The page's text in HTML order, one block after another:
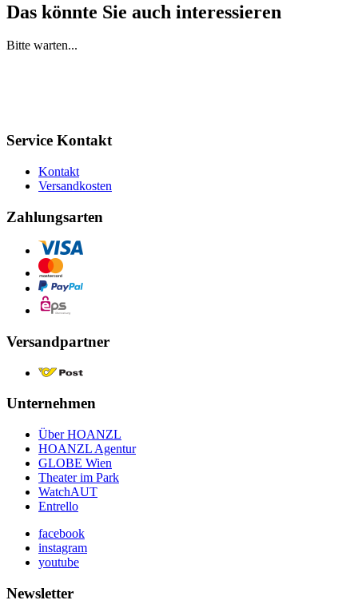
Das könnte Sie auch interessieren
Bitte warten...
Service Kontakt
Kontakt
Versandkosten
Zahlungsarten
Versandpartner
Unternehmen
Über HOANZL
HOANZL Agentur
GLOBE Wien
Theater im Park
WatchAUT
Entrello
facebook
instagram
youtube
Newsletter